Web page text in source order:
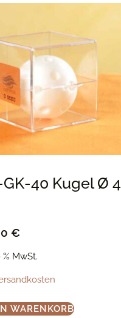
GK-40 Kugel Ø 4
€
% MwSt.
WARENKORB